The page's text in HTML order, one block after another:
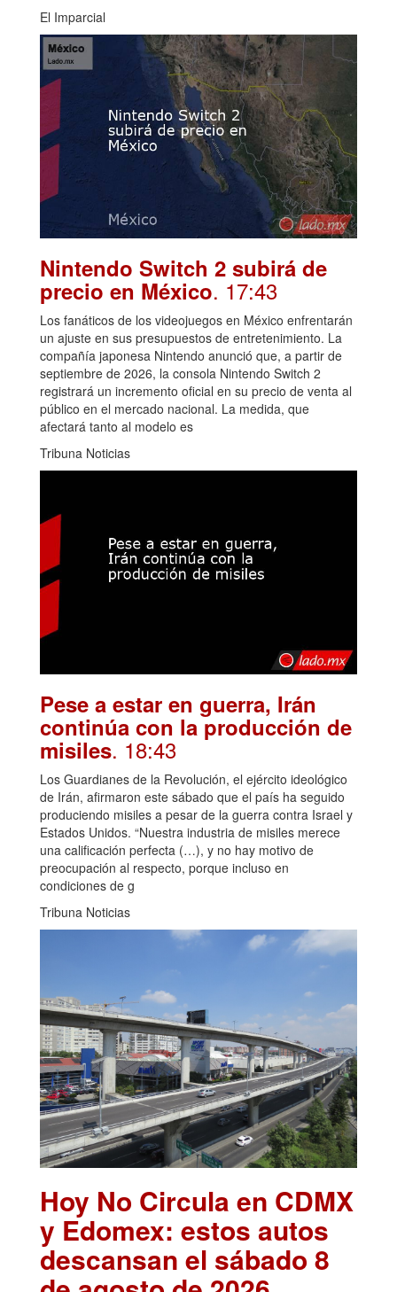
El Imparcial
Nintendo Switch 2 subirá de
precio en México. 17:43
Los fanáticos de los videojuegos en México enfrentarán
un ajuste en sus presupuestos de entretenimiento. La
compañía japonesa Nintendo anunció que, a partir de
septiembre de 2026, la consola Nintendo Switch 2
registrará un incremento oficial en su precio de venta al
público en el mercado nacional. La medida, que
afectará tanto al modelo es
Tribuna Noticias
Pese a estar en guerra, Irán
continúa con la producción de
misiles. 18:43
Los Guardianes de la Revolución, el ejército ideológico
de Irán, afirmaron este sábado que el país ha seguido
produciendo misiles a pesar de la guerra contra Israel y
Estados Unidos. “Nuestra industria de misiles merece
una calificación perfecta (…), y no hay motivo de
preocupación al respecto, porque incluso en
condiciones de g
Tribuna Noticias
Hoy No Circula en CDMX
y Edomex: estos autos
descansan el sábado 8